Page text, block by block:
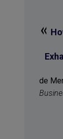
«
de